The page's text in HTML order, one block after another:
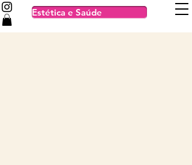
Estética e Saúde